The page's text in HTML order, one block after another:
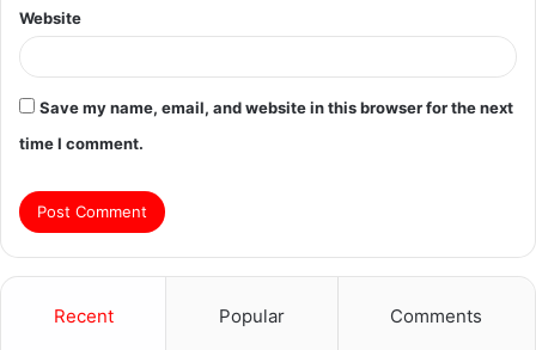
Website
Save my name, email, and website in this browser for the next
time I comment.
Recent Popular Comments